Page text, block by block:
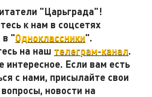
"Царьграда"!
к нам в соцсетях
в "Одноклассники".
на наш телеграм-канал.
интересное. Если вам есть
с нами, присылайте свои
новости на